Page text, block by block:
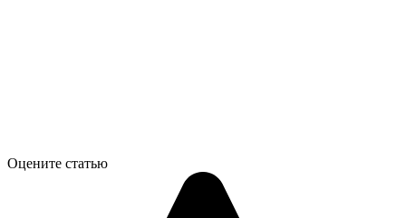
Оцените статью